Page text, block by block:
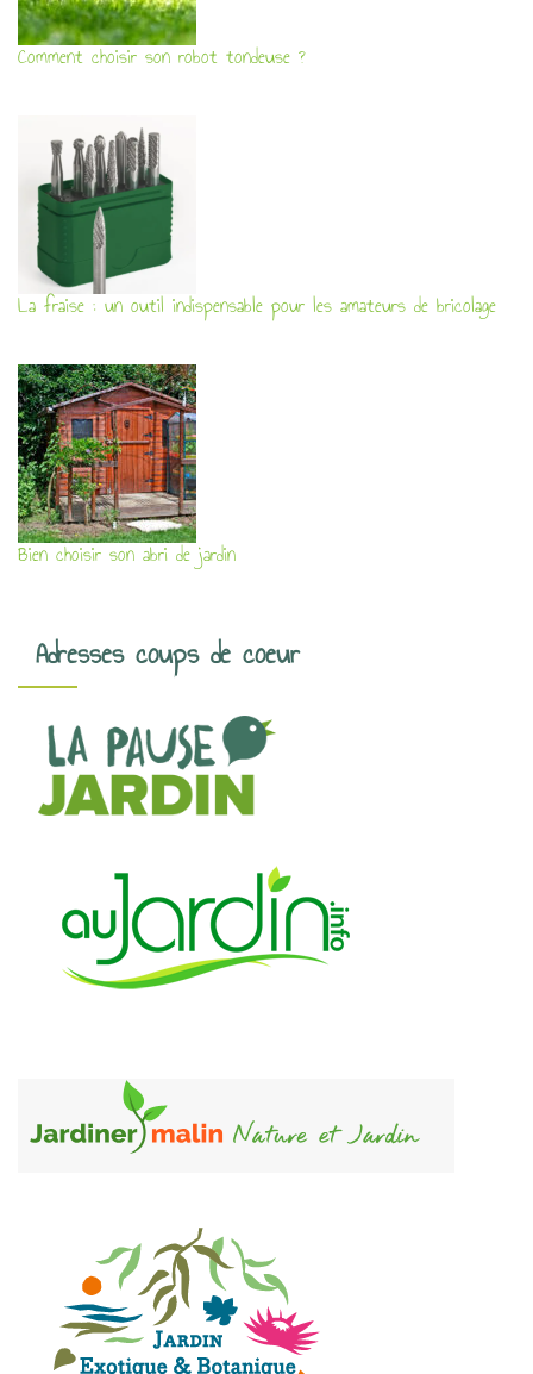
Comment choisir son robot tondeuse ?
La fraise : un outil indispensable pour les amateurs de bricolage
Bien choisir son abri de jardin
Adresses coups de coeur